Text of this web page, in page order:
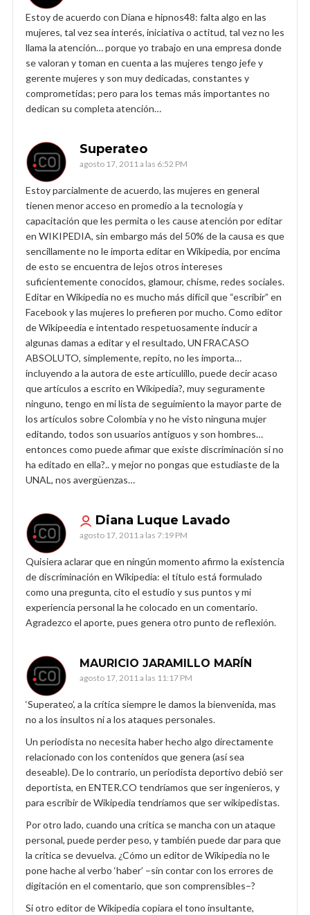
Estoy de acuerdo con Diana e hipnos48: falta algo en las
mujeres, tal vez sea interés, iniciativa o actitud, tal vez no les
llama la atención… porque yo trabajo en una empresa donde
se valoran y toman en cuenta a las mujeres tengo jefe y
gerente mujeres y son muy dedicadas, constantes y
comprometidas; pero para los temas más importantes no
dedican su completa atención…
Superateo
agosto 17, 2011 a las 6:52 PM
Estoy parcialmente de acuerdo, las mujeres en general
tienen menor acceso en promedio a la tecnología y
capacitación que les permita o les cause atención por editar
en WIKIPEDIA, sin embargo más del 50% de la causa es que
sencillamente no le importa editar en Wikipedia, por encima
de esto se encuentra de lejos otros intereses
suficientemente conocidos, glamour, chisme, redes sociales.
Editar en Wikipedia no es mucho más difícil que “escribir” en
Facebook y las mujeres lo prefieren por mucho. Como editor
de Wikipeedia e intentado respetuosamente inducir a
algunas damas a editar y el resultado, UN FRACASO
ABSOLUTO, simplemente, repito, no les importa…
incluyendo a la autora de este articulillo, puede decir acaso
que artículos a escrito en Wikipedia?, muy seguramente
ninguno, tengo en mi lista de seguimiento la mayor parte de
los artículos sobre Colombia y no he visto ninguna mujer
editando, todos son usuarios antiguos y son hombres…
entonces como puede afimar que existe discriminación si no
ha editado en ella?.. y mejor no pongas que estudiaste de la
UNAL, nos avergüenzas…
Diana Luque Lavado
agosto 17, 2011 a las 7:19 PM
Quisiera aclarar que en ningún momento afirmo la existencia
de discriminación en Wikipedia: el título está formulado
como una pregunta, cito el estudio y sus puntos y mi
experiencia personal la he colocado en un comentario.
Agradezco el aporte, pues genera otro punto de reflexión.
MAURICIO JARAMILLO MARÍN
agosto 17, 2011 a las 11:17 PM
‘Superateo’, a la crítica siempre le damos la bienvenida, mas
no a los insultos ni a los ataques personales.
Un periodista no necesita haber hecho algo directamente
relacionado con los contenidos que genera (así sea
deseable). De lo contrario, un periodista deportivo debió ser
deportista, en ENTER.CO tendríamos que ser ingenieros, y
para escribir de Wikipedia tendríamos que ser wikipedistas.
Por otro lado, cuando una crítica se mancha con un ataque
personal, puede perder peso, y también puede dar para que
la crítica se devuelva. ¿Cómo un editor de Wikipedia no le
pone hache al verbo ‘haber’ –sin contar con los errores de
digitación en el comentario, que son comprensibles–?
Si otro editor de Wikipedia copiara el tono insultante,